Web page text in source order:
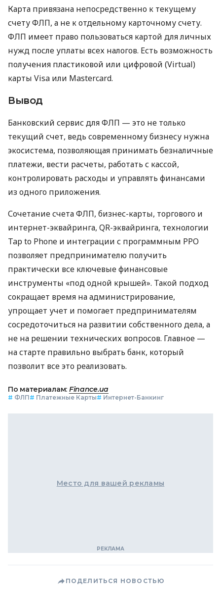
Карта привязана непосредственно к текущему
счету ФЛП, а не к отдельному карточному счету.
ФЛП имеет право пользоваться картой для личных
нужд после уплаты всех налогов. Есть возможность
получения пластиковой или цифровой (Virtual)
карты Visa или Mastercard.
Вывод
Банковский сервис для ФЛП — это не только
текущий счет, ведь современному бизнесу нужна
экосистема, позволяющая принимать безналичные
платежи, вести расчеты, работать с кассой,
контролировать расходы и управлять финансами
из одного приложения.
Сочетание счета ФЛП, бизнес-карты, торгового и
интернет-эквайринга, QR-эквайринга, технологии
Tap to Phone и интеграции с программным РРО
позволяет предпринимателю получить
практически все ключевые финансовые
инструменты «под одной крышей». Такой подход
сокращает время на администрирование,
упрощает учет и помогает предпринимателям
сосредоточиться на развитии собственного дела, а
не на решении технических вопросов. Главное —
на старте правильно выбрать банк, который
позволит все это реализовать.
По материалам: Finance.ua
# ФЛП# Платежные Карты# Интернет-Банкинг
Место для вашей рекламы
ПОДЕЛИТЬСЯ НОВОСТЬЮ